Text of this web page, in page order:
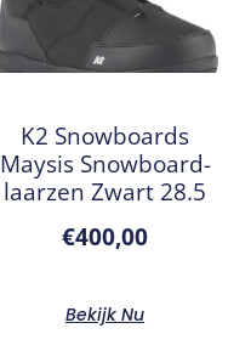
K2 Snowboards
Maysis Snowboard-
laarzen Zwart 28.5
€400,00
Bekijk Nu